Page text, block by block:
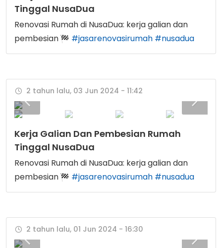
Tinggal NusaDua
Renovasi Rumah di NusaDua: kerja galian dan
pembesian
#jasarenovasirumah #nusadua
2 tahun lalu, 03 Jun 2024 - 11:42
Kerja Galian Dan Pembesian Rumah
Tinggal NusaDua
Renovasi Rumah di NusaDua: kerja galian dan
pembesian
#jasarenovasirumah #nusadua
2 tahun lalu, 01 Jun 2024 - 16:30